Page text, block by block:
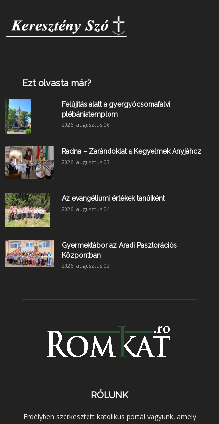
Ezt olvasta már?
Felújítás alatt a gyergyócsomafalvi
plébániatemplom
2026. augusztus 06.
Radna – Zarándoklat a Kegyelmek Anyjához
2026. augusztus 07.
Az evangéliumi értékek tanúiként
2026. augusztus 04.
Gyermektábor az Aradi Pasztorációs
Központban
2026. augusztus 02.
RÓLUNK
Erdélyben szerkesztett katolikus portál vagyunk, amely